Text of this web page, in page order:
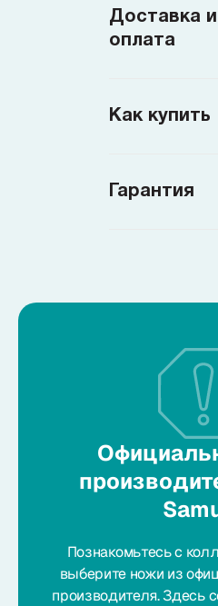
Доставка и
оплата
Как купить
Гарантия
Познакомьтесь с
выберите ножи из
производителя. Здесь